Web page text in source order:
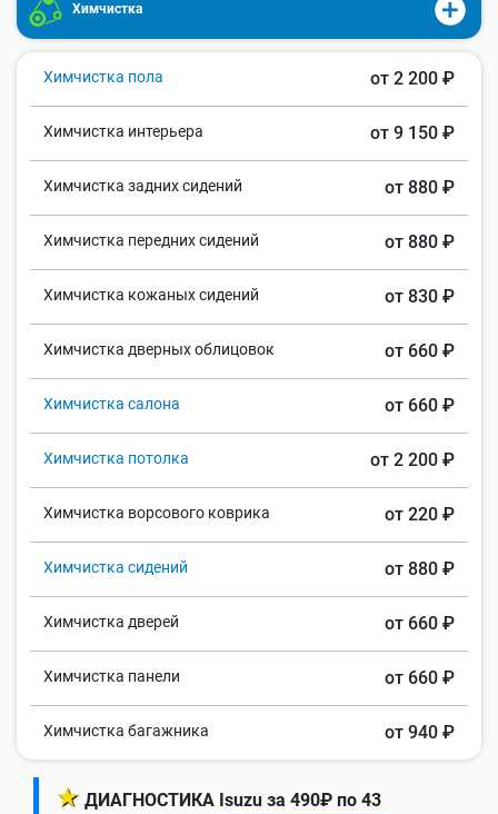
Химчистка
Химчистка пола от 2 200 ₽
Химчистка интерьера от 9 150 ₽
Химчистка задних сидений от 880 ₽
Химчистка передних сидений от 880 ₽
Химчистка кожаных сидений от 830 ₽
Химчистка дверных облицовок от 660 ₽
Химчистка салона от 660 ₽
Химчистка потолка от 2 200 ₽
Химчистка ворсового коврика от 220 ₽
Химчистка сидений от 880 ₽
Химчистка дверей от 660 ₽
Химчистка панели от 660 ₽
Химчистка багажника от 940 ₽
★ ДИАГНОСТИКА Isuzu за 490₽ по 43